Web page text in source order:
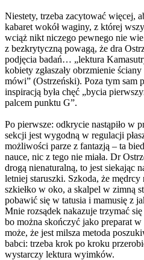
Niestety, trzeba zacytować więcej,
kabaret wokół waginy, z której
wciąż nikt niczego pewnego nie
z bezkrytyczną powagą, że dra
podjęcia badań… „lektura
kobiety zgłaszały obrzmienie
mówi” (Ostrzeński). Poza tym sam
inspiracją była chęć „bycia
palcem punktu G”.
Po pierwsze: odkrycie nastąpiło w
sekcji jest wygodną w regulacji
możliwości parze z fantazją – ta
nauce, nic z tego nie miała. Dr
drogą nienaturalną, to jest siekając
letniej staruszki. Szkoda, że
szkiełko w oko, a skalpel w zimną
pobawić się w tatusia i mamusię z
Mnie rozsądek nakazuje trzymać
bo można skończyć jako preparat
może, że jest milsza metoda
babci: trzeba krok po kroku
wystarczy lektura wyimków.